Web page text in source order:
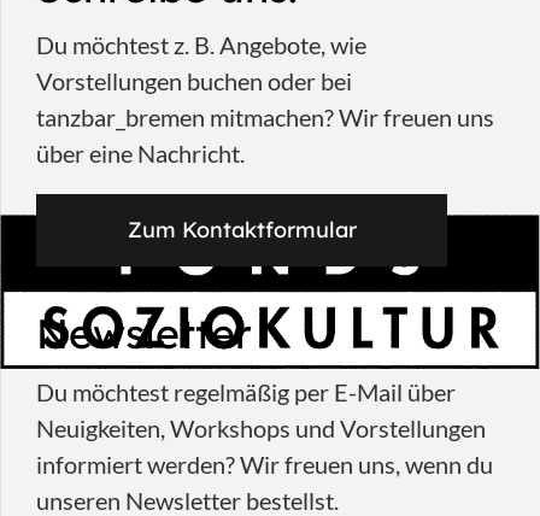
Du möchtest z. B. Angebote, wie
Vorstellungen buchen oder bei
tanzbar_bremen mitmachen? Wir freuen uns
über eine Nachricht.
Zum Kontaktformular
Newsletter
Du möchtest regelmäßig per E-Mail über
Neuigkeiten, Workshops und Vorstellungen
informiert werden? Wir freuen uns, wenn du
unseren Newsletter bestellst.